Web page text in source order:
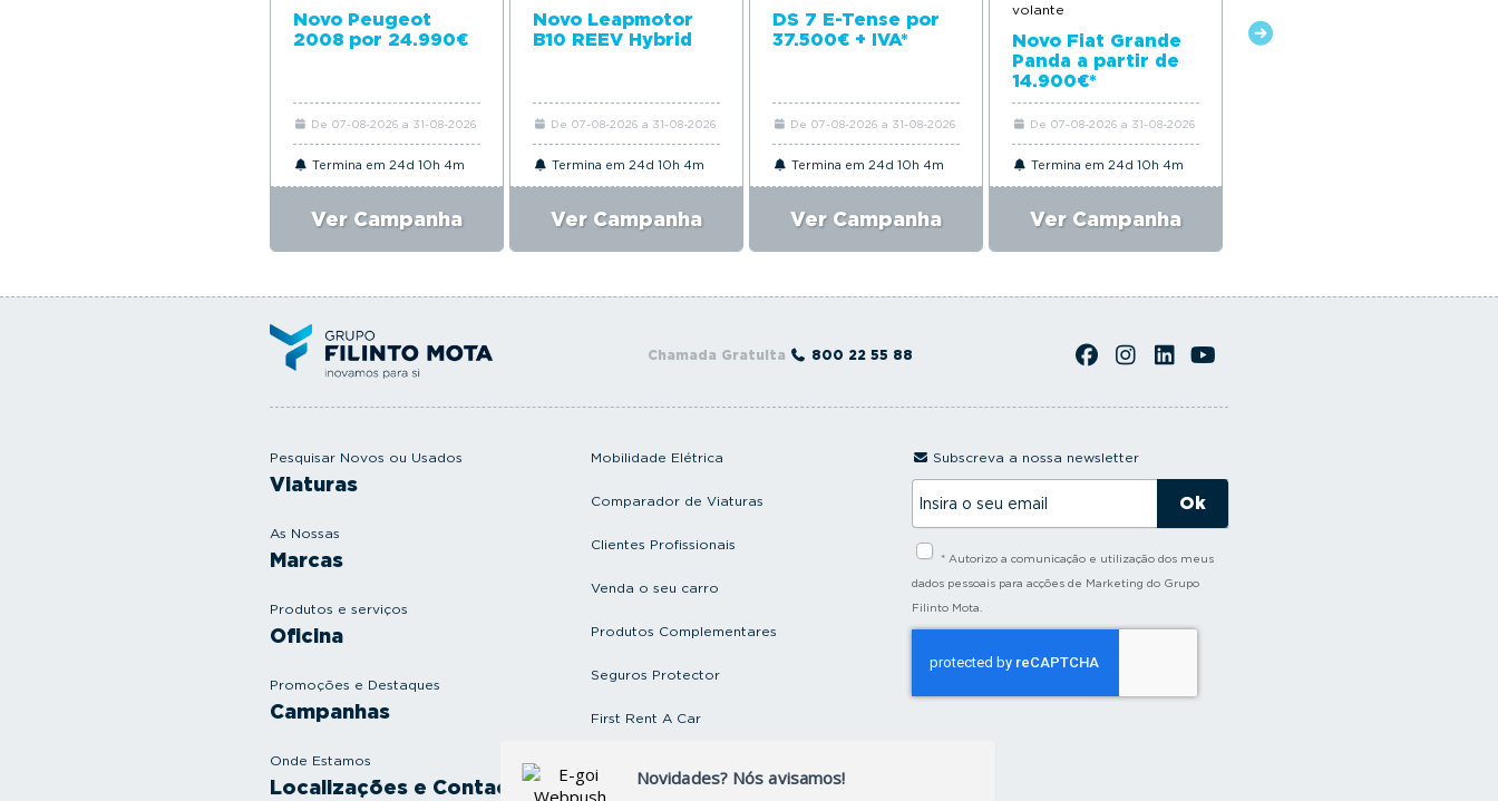
Novo Peugeot
2008 por 24.990€
De 07-08-2026 a 31-08-2026
Termina em 24d 10h 4m
Ver Campanha
Novo Leapmotor
B10 REEV Hybrid
De 07-08-2026 a 31-08-2026
Termina em 24d 10h 4m
Ver Campanha
DS 7 E-Tense por
37.500€ + IVA*
De 07-08-2026 a 31-08-2026
Termina em 24d 10h 4m
Ver Campanha
volante
Novo Fiat Grande
Panda a partir de
14.900€*
De 07-08-2026 a 31-08-2026
Termina em 24d 10h 4m
Ver Campanha
Gama Farizon a
Chamada Gratuita 800 22 55 88
Pesquisar Novos ou Usados
Viaturas
As Nossas
Marcas
Produtos e serviços
Oficina
Promoções e Destaques
Campanhas
Onde Estamos
Localizações e Contactos
Mobilidade Elétrica
Comparador de Viaturas
Clientes Profissionais
Venda o seu carro
Produtos Complementares
Seguros Protector
First Rent A Car
Subscreva a nossa newsletter
n
s
r
a
s
e
a
* Autorizo a comunicação e utilização dos meus
dados pessoais para acções de Marketing do Grupo
Filinto Mota.